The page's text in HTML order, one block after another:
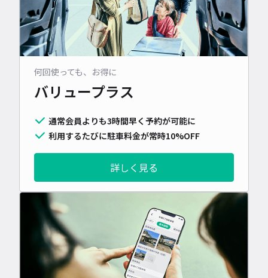
何回使っても、お得に
バリュープラス
通常会員よりも3時間早く予約が可能に
利用するたびに駐車料金が常時10%OFF
詳しく見る